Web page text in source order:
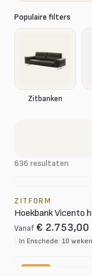
Populaire filters
Zitbanken
636 resultaten
ZITFORM
Hoekbank Vicento
Vanaf € 2.753,00
In Enschede: 10 weken